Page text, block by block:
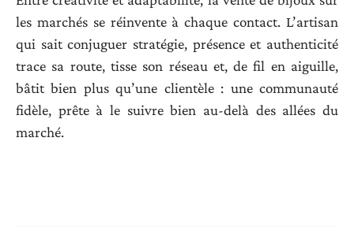
les marchés se réinvente à chaque contact. L’artisan
qui sait conjuguer stratégie, présence et authenticité
trace sa route, tisse son réseau et, de fil en aiguille,
bâtit bien plus qu’une clientèle : une communauté
fidèle, prête à le suivre bien au-delà des allées du
marché.